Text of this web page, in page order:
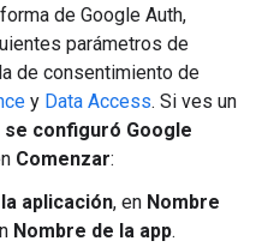
de Google Auth,
parámetros de
de consentimiento de
y Data Access. Si ves un
se configuró Google
Comenzar:
aplicación, en Nombre
Nombre de la app.